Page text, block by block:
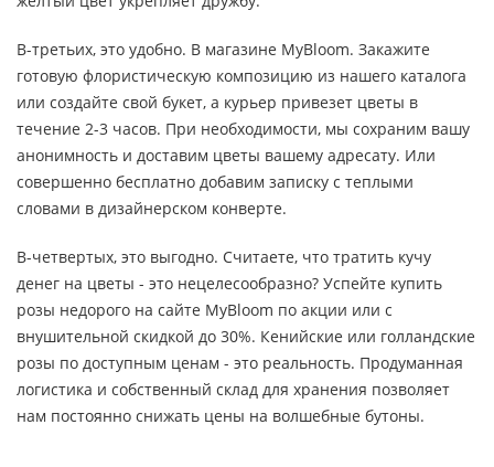
В-третьих, это удобно. В магазине MyBloom. Закажите
готовую флористическую композицию из нашего каталога
или создайте свой букет, а курьер привезет цветы в
течение 2-3 часов. При необходимости, мы сохраним вашу
анонимность и доставим цветы вашему адресату. Или
совершенно бесплатно добавим записку с теплыми
словами в дизайнерском конверте.
В-четвертых, это выгодно. Считаете, что тратить кучу
денег на цветы - это нецелесообразно? Успейте купить
розы недорого на сайте MyBloom по акции или с
внушительной скидкой до 30%. Кенийские или голландские
розы по доступным ценам - это реальность. Продуманная
логистика и собственный склад для хранения позволяет
нам постоянно снижать цены на волшебные бутоны.